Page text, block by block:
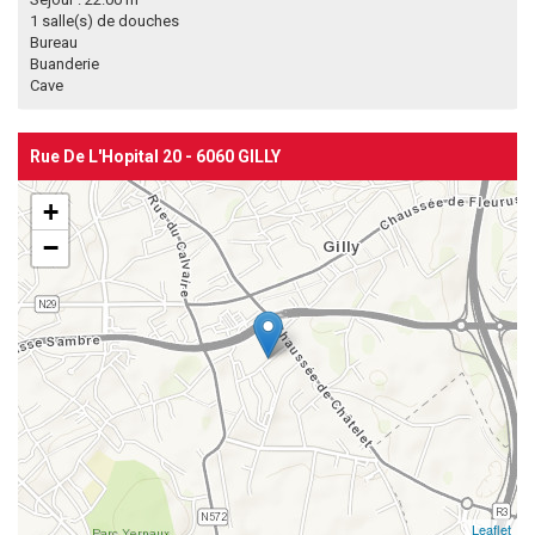
1 salle(s) de douches
Bureau
Buanderie
Cave
Rue De L'Hopital 20 - 6060 GILLY
+
−
Leaflet